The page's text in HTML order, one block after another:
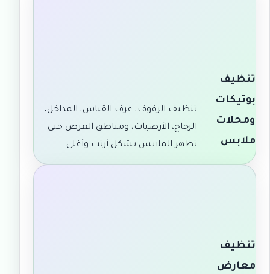
تنظيف
بوتيكات
ومحلات
ملابس
تنظيف الرفوف، غرف القياس، المداخل،
الزجاج، الأرضيات، ومناطق العرض حتى
تظهر الملابس بشكل أرتب وأغلى.
تنظيف
معارض